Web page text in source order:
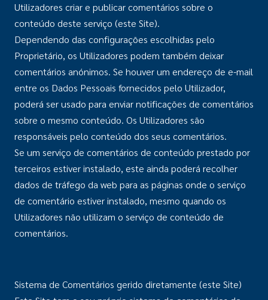
Utilizadores criar e publicar comentários sobre o
conteúdo deste serviço (este Site).
Dependendo das configurações escolhidas pelo
Proprietário, os Utilizadores podem também deixar
comentários anónimos. Se houver um endereço de e-mail
entre os Dados Pessoais fornecidos pelo Utilizador,
poderá ser usado para enviar notificações de comentários
sobre o mesmo conteúdo. Os Utilizadores são
responsáveis pelo conteúdo dos seus comentários.
Se um serviço de comentários de conteúdo prestado por
terceiros estiver instalado, este ainda poderá recolher
dados de tráfego da web para as páginas onde o serviço
de comentário estiver instalado, mesmo quando os
Utilizadores não utilizam o serviço de conteúdo de
comentários.
Sistema de Comentários gerido diretamente (este Site)